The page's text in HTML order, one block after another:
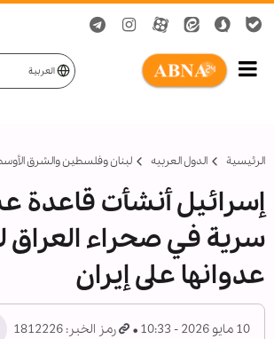
العربية
الرئيسية الدول العربیه لبنان وفلسطين والشرق
إسرائيل أنشأت قاعدة
سرية في صحراء العراق
عدوانها على إيران
10 مايو 2026 - 10:33 رمز الخبر: 1812226